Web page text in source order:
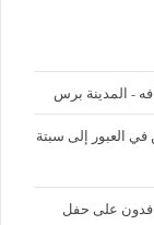
- المدينة برس
العبور إلى سبتة
على حفل